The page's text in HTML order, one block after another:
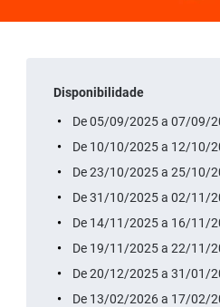
Disponibilidade
De 05/09/2025 a 07/09/
De 10/10/2025 a 12/10/
De 23/10/2025 a 25/10/
De 31/10/2025 a 02/11/
De 14/11/2025 a 16/11/
De 19/11/2025 a 22/11/
De 20/12/2025 a 31/01/
De 13/02/2026 a 17/02/